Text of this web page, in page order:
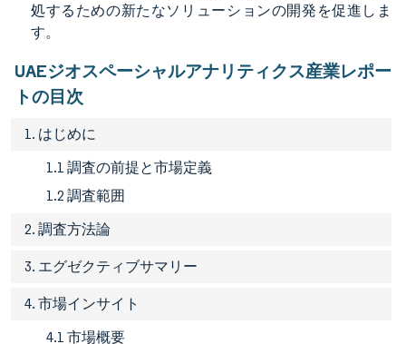
処するための新たなソリューションの開発を促進しま
す。
UAEジオスペーシャルアナリティクス産業レポー
トの目次
1. はじめに
1.1 調査の前提と市場定義
1.2 調査範囲
2. 調査方法論
3. エグゼクティブサマリー
4. 市場インサイト
4.1 市場概要